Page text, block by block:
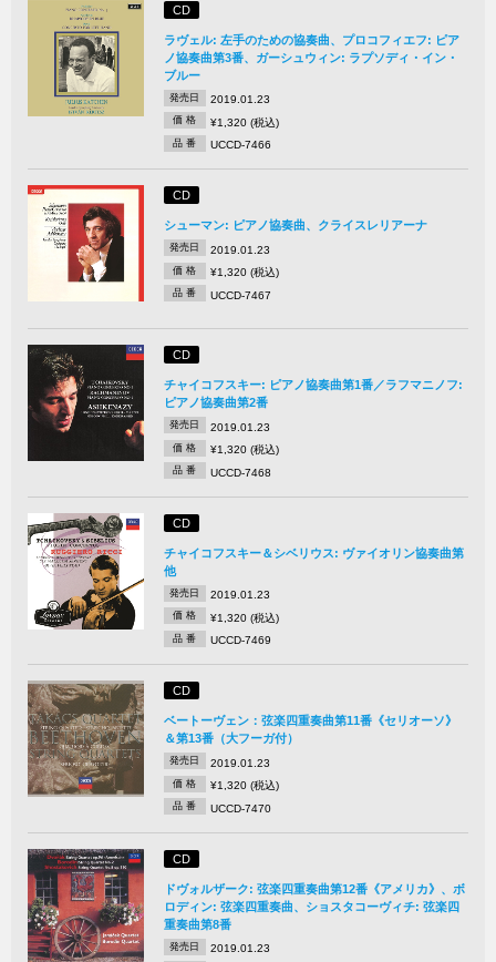
CD
ラヴェル: 左手のための協奏曲、プロコフィエフ: ピア
ノ協奏曲第3番、ガーシュウィン: ラプソディ・イン・
ブルー
発売日 2019.01.23
価 格 ¥1,320 (税込)
品 番 UCCD-7466
CD
シューマン: ピアノ協奏曲、クライスレリアーナ
発売日 2019.01.23
価 格 ¥1,320 (税込)
品 番 UCCD-7467
CD
チャイコフスキー: ピアノ協奏曲第1番／ラフマニノフ:
ピアノ協奏曲第2番
発売日 2019.01.23
価 格 ¥1,320 (税込)
品 番 UCCD-7468
CD
チャイコフスキー＆シベリウス: ヴァイオリン協奏曲第
他
発売日 2019.01.23
価 格 ¥1,320 (税込)
品 番 UCCD-7469
CD
ベートーヴェン：弦楽四重奏曲第11番《セリオーソ》
＆第13番（大フーガ付）
発売日 2019.01.23
価 格 ¥1,320 (税込)
品 番 UCCD-7470
CD
ドヴォルザーク: 弦楽四重奏曲第12番《アメリカ》、ボ
ロディン: 弦楽四重奏曲、ショスタコーヴィチ: 弦楽四
重奏曲第8番
発売日 2019.01.23